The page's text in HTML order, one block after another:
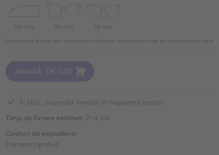
140 mm 56 mm 19 mm
Dimensiunile afișate sunt doar pentru informare, dimensiunile reale ale produsului pot varia.
ADAUGĂ ÎN COȘ
În stoc, disponibil imediat în magazinul nostru
Timp de livrare estimat: 2–4 zile
Costuri de expediere:
Transport gratuit